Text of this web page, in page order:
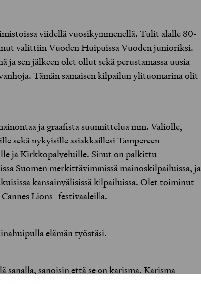
viidellä vuosikymmenellä. Tulit alalle 80-
valittiin Vuoden Huipuissa Vuoden junioriksi.
ja sen jälkeen olet ollut sekä perustamassa uusia
Tämän samaisen kilpailun ylituomarina olit
ja graafista suunnittelua mm. Valiolle,
sekä nykyisille asiakkaillesi Tampereen
ja Kirkkopalveluille. Sinut on palkittu
Suomen merkittävimmissä mainoskilpailuissa, ja
kansainvälisissä kilpailuissa. Olet toiminut
Lions -festivaaleilla.
elämän työstäsi.
sanalla, sanoisin että se on karisma. Karisma